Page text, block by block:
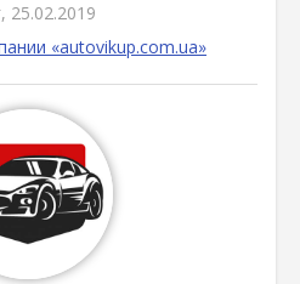
25.02.2019
«autovikup.com.ua»